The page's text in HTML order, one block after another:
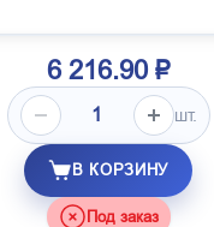
6 216.90 ₽
шт.
В КОРЗИНУ
Под заказ